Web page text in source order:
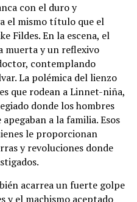
con el duro y
el mismo título que el
Fildes. En la escena, el
muerta y un reflexivo
contemplando
La polémica del lienzo
que rodean a Linnet-niña,
donde los hombres
a la familia. Esos
le proporcionan
y revoluciones donde
acarrea un fuerte golpe
y el machismo aceptado